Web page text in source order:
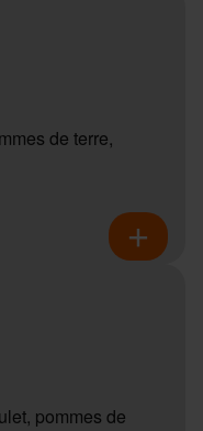
de terre,
pommes de